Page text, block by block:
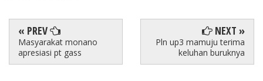
« PREV
Masyarakat monano
apresiasi pt gass
NEXT »
Pln up3 mamuju terima
keluhan buruknya